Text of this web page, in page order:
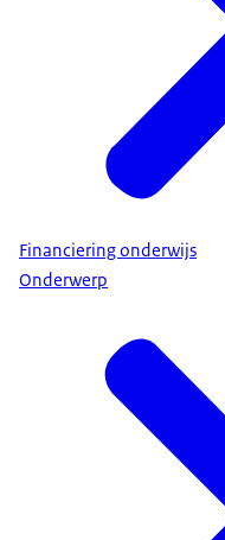
Financiering onderwijs
Onderwerp